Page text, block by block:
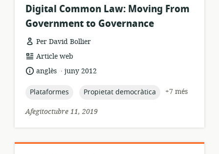
Digital Common Law: Moving From
Government to Governance
Per David Bollier
format
recursos:
Article web
idioma:
anglès .
data
publicació:
juny 2012
topic:
Plataformes topic:
Propietat democràtica
+7 més
Afegitoctubre 11, 2019